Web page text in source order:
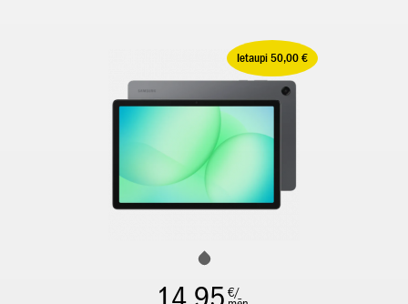
Ietaupi 50,00 €
€/